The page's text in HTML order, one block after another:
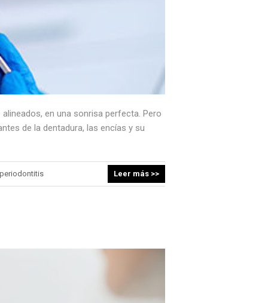
en una sonrisa perfecta. Pero
de la dentadura, las encías y su
periodontitis Leer más >>